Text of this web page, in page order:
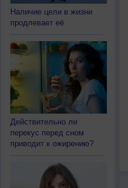
Наличие цели в жизни
продлевает её
Действительно ли
перекус перед сном
приводит к ожирению?